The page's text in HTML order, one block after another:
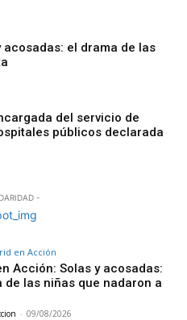
el drama de las
del servicio de
públicos declarada
-
en Acción
Acción: Solas y acosadas:
de las niñas que nadaron a
- 09/08/2026